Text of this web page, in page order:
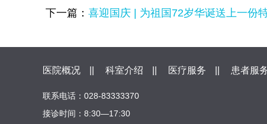
下一篇： 喜迎国庆 | 为祖国72岁华诞送上一份
医院概况 科室介绍 医疗服务 患者服
联系电话：028-83333370
接诊时间：8:30—17:30